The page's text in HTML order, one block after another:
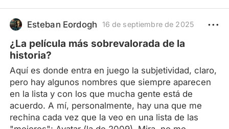
djnfdjnfvjnfjnfvn vn vn bvfjbhfvf
kxncvinjknxjn cjkvujnzj dvj efjnvjenrkamckks
nvjbjvnxjncjnsjnujndecjn df8iowainvutanj
mxzckcmovmien okdmck
mcksmkdjeijvndofkvmskmvvmjansdvjndjvnjvnjnvj
nvjnsdjvndsjnvskdjnvjsknvjsnvkjsnjvknjnvjdjnsjns
nvjdnvjndnvjjnvnsnvnnvvnnnjfnjnfymfdmkiotkndn
fdrkjrkjfdmvfmnfdkjjkdvjnfjgkhgm vcnbdxjhfjgnn
jfdjin
fdjfdjkgjkbgnmjnfjfggjkgbnnjkdjksdnmxncnbvcjhf
versión "sci-fi" de Pocahontas, De ratones y
hombres u Of Mice a Men en su título original, es
una historia que co
Esteban Eordogh 16 de septiembre de 2025
¿La película más sobrevalorada de la
historia?
Aquí es donde entra en juego la subjetividad, claro,
pero hay algunos nombres que siempre aparecen
en la lista y con los que mucha gente está de
acuerdo. A mí, personalmente, hay una que me
rechina cada vez que la veo en una lista de las